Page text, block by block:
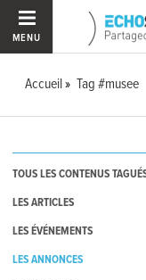
MENU
Accueil Tag #musee
TOUS LES CONTENUS
LES ARTICLES
LES ÉVÉNEMENTS
LES ANNONCES